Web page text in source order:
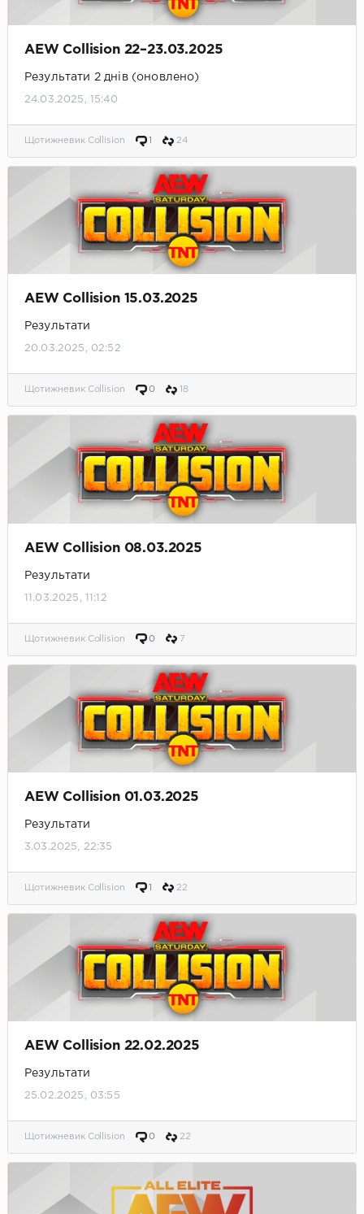
AEW Collision 22–23.03.2025
Результати 2 днів (оновлено)
24.03.2025, 15:40
Щотижневик Collision 1 24
AEW Collision 15.03.2025
Результати
20.03.2025, 02:52
Щотижневик Collision 0 18
AEW Collision 08.03.2025
Результати
11.03.2025, 11:12
Щотижневик Collision 0 7
AEW Collision 01.03.2025
Результати
3.03.2025, 22:35
Щотижневик Collision 1 22
AEW Collision 22.02.2025
Результати
25.02.2025, 03:55
Щотижневик Collision 0 22